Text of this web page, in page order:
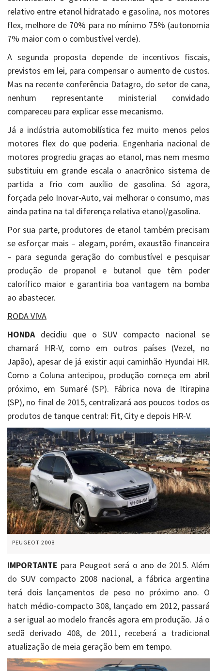
relativo entre etanol hidratado e gasolina, nos motores
flex, melhore de 70% para no mínimo 75% (autonomia
7% maior com o combustível verde).
A segunda proposta depende de incentivos fiscais,
previstos em lei, para compensar o aumento de custos.
Mas na recente conferência Datagro, do setor de cana,
nenhum representante ministerial convidado
compareceu para explicar esse mecanismo.
Já a indústria automobilística fez muito menos pelos
motores flex do que poderia. Engenharia nacional de
motores progrediu graças ao etanol, mas nem mesmo
substituiu em grande escala o anacrônico sistema de
partida a frio com auxílio de gasolina. Só agora,
forçada pelo Inovar-Auto, vai melhorar o consumo, mas
ainda patina na tal diferença relativa etanol/gasolina.
Por sua parte, produtores de etanol também precisam
se esforçar mais – alegam, porém, exaustão financeira
– para segunda geração do combustível e pesquisar
produção de propanol e butanol que têm poder
calorífico maior e garantiria boa vantagem na bomba
ao abastecer.
RODA VIVA
HONDAdecidiu que o SUV compacto nacional se
chamará HR-V, como em outros países (Vezel, no
Japão), apesar de já existir aqui caminhão Hyundai HR.
Como a Coluna antecipou, produção começa em abril
próximo, em Sumaré (SP). Fábrica nova de Itirapina
(SP), no final de 2015, centralizará aos poucos todos os
produtos de tanque central: Fit, City e depois HR-V.
PEUGEOT 2008
IMPORTANTE para Peugeot será o ano de 2015. Além
do SUV compacto 2008 nacional, a fábrica argentina
terá dois lançamentos de peso no próximo ano. O
hatch médio-compacto 308, lançado em 2012, passará
a ser igual ao modelo francês agora em produção. Já o
sedã derivado 408, de 2011, receberá a tradicional
atualização de meia geração bem em tempo.